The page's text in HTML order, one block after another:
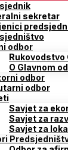
sekretar
odbor
Rukovodstvo
O Glavnom
odbor
odbor
Savjet za
Savjet za
Savjet za